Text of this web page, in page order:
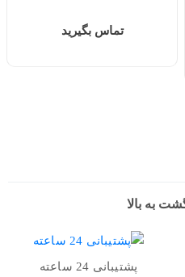
تماس بگیرید
به بالا
پشتیبانی 24 ساعته